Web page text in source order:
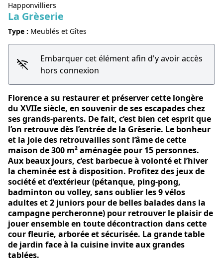
Happonvilliers
La Grèserie
Type : Meublés et Gîtes
Embarquer cet élément afin d'y avoir accès
hors connexion
Florence a su restaurer et préserver cette longère
du XVIIe siècle, en souvenir de ses escapades chez
ses grands-parents. De fait, c’est bien cet esprit que
l’on retrouve dès l’entrée de la Grèserie. Le bonheur
et la joie des retrouvailles sont l’âme de cette
maison de 300 m² aménagée pour 15 personnes.
Aux beaux jours, c’est barbecue à volonté et l’hiver
la cheminée est à disposition. Profitez des jeux de
société et d’extérieur (pétanque, ping-pong,
badminton ou volley, sans oublier les 9 vélos
adultes et 2 juniors pour de belles balades dans la
campagne percheronne) pour retrouver le plaisir de
jouer ensemble en toute décontraction dans cette
cour fleurie, arborée et sécurisée. La grande table
de jardin face à la cuisine invite aux grandes
tablées.